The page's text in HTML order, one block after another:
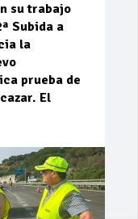
su trabajo
Subida a
la
prueba de
El